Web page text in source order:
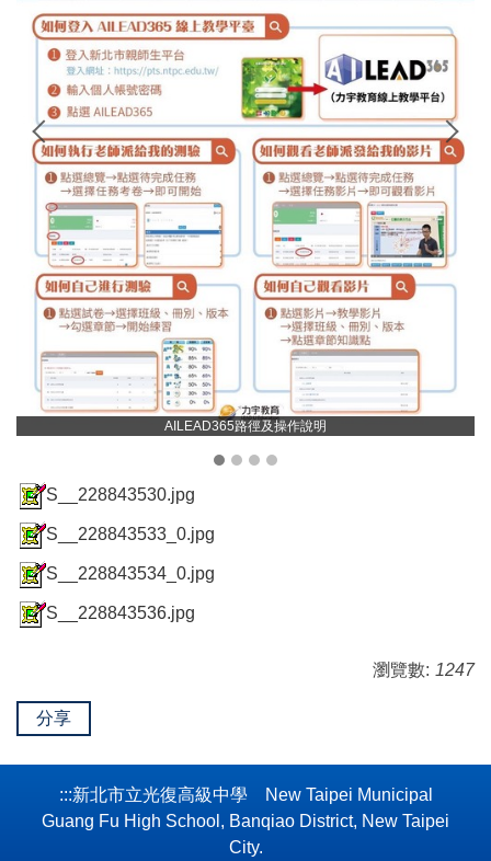
AILEAD365路徑及操作說明
S__228843530.jpg
S__228843533_0.jpg
S__228843534_0.jpg
S__228843536.jpg
瀏覽數: 1247
分享
:::新北市立光復高級中學 New Taipei Municipal
Guang Fu High School, Banqiao District, New Taipei
City.